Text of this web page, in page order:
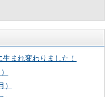
生まれ変わりました！
）